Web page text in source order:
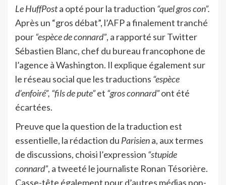
Le HuffPosta opté pour la traduction “quel gros con”.
Après un “gros débat”, l’AFP a finalement tranché
pour“espèce de connard”, a rapporté sur Twitter
Sébastien Blanc, chef du bureau francophone de
l’agence à Washington. Il explique également sur
le réseau social que les traductions “espèce
d’enfoiré”, “fils de pute”et “gros connard”ont été
écartées.
Preuve que la question de la traduction est
essentielle, la rédaction du Parisiena, aux termes
de discussions, choisi l’expression “stupide
connard”, a tweeté le journaliste Ronan Tésorière.
Casse-tête également pour d’autres médias non-